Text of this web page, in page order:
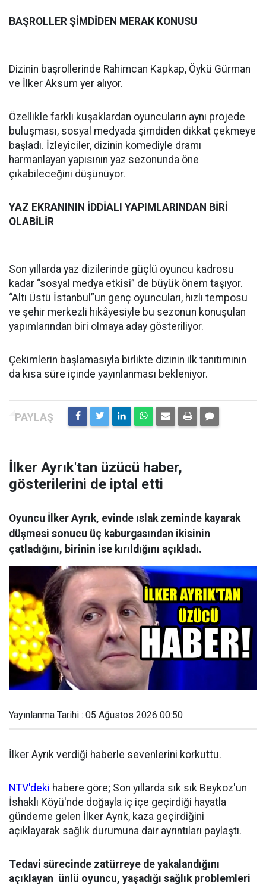
BAŞROLLER ŞİMDİDEN MERAK KONUSU
Dizinin başrollerinde Rahimcan Kapkap, Öykü Gürman
ve İlker Aksum yer alıyor.
Özellikle farklı kuşaklardan oyuncuların aynı projede
buluşması, sosyal medyada şimdiden dikkat çekmeye
başladı. İzleyiciler, dizinin komediyle dramı
harmanlayan yapısının yaz sezonunda öne
çıkabileceğini düşünüyor.
YAZ EKRANININ İDDİALI YAPIMLARINDAN BİRİ
OLABİLİR
Son yıllarda yaz dizilerinde güçlü oyuncu kadrosu
kadar “sosyal medya etkisi” de büyük önem taşıyor.
“Altı Üstü İstanbul”un genç oyuncuları, hızlı temposu
ve şehir merkezli hikâyesiyle bu sezonun konuşulan
yapımlarından biri olmaya aday gösteriliyor.
Çekimlerin başlamasıyla birlikte dizinin ilk tanıtımının
da kısa süre içinde yayınlanması bekleniyor.
İlker Ayrık'tan üzücü haber,
gösterilerini de iptal etti
Oyuncu İlker Ayrık, evinde ıslak zeminde kayarak
düşmesi sonucu üç kaburgasından ikisinin
çatladığını, birinin ise kırıldığını açıkladı.
Yayınlanma Tarihi : 05 Ağustos 2026 00:50
İlker Ayrık verdiği haberle sevenlerini korkuttu.
NTV'deki habere göre; Son yıllarda sık sık Beykoz'un
İshaklı Köyü'nde doğayla iç içe geçirdiği hayatla
gündeme gelen İlker Ayrık, kaza geçirdiğini
açıklayarak sağlık durumuna dair ayrıntıları paylaştı.
Tedavi sürecinde zatürreye de yakalandığını
açıklayan ünlü oyuncu, yaşadığı sağlık problemleri